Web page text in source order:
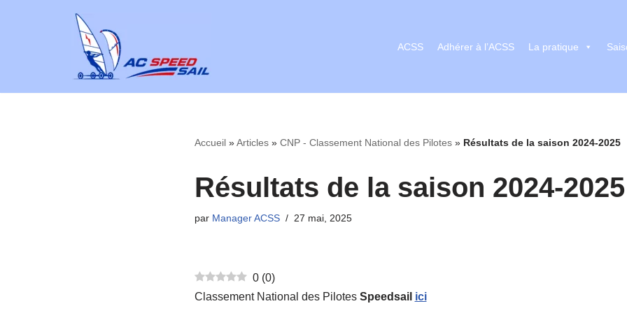
ACSS Adhérer à l’ACSS La pratique
Accueil»Articles» CNP - Classement National des Pilotes» Résultats de la saison 2024-2025
Résultats de la saison 2024-2025
par Manager ACSS 27 mai, 2025
0 (0)
Classement National des Pilotes Speedsail ici